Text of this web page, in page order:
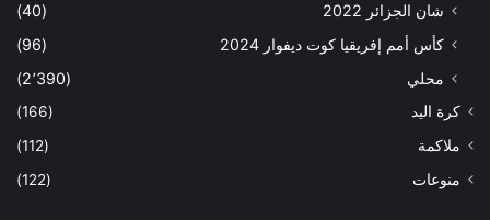
شان الجزائر 2022
(40)
كأس أمم إفريقيا كوت ديفوار 2024
(96)
محلي
(2٬390)
كرة اليد
(166)
ملاكمة
(112)
منوعات
(122)